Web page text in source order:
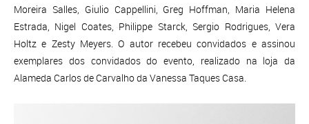
Moreira Salles, Giulio Cappellini, Greg Hoffman, Maria Helena
Estrada, Nigel Coates, Philippe Starck, Sergio Rodrigues, Vera
Holtz e Zesty Meyers. O autor recebeu convidados e assinou
exemplares dos convidados do evento, realizado na loja da
Alameda Carlos de Carvalho da Vanessa Taques Casa.